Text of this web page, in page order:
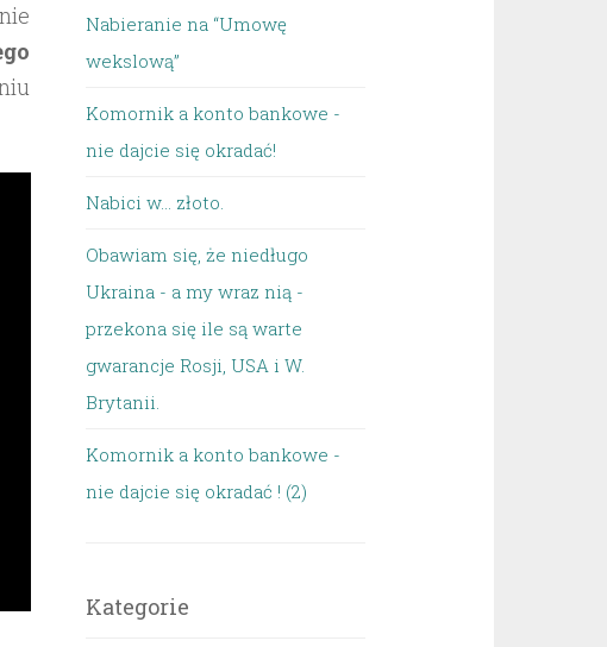
Nabieranie na “Umowę
wekslową”
Komornik a konto bankowe -
nie dajcie się okradać!
Nabici w... złoto.
Obawiam się, że niedługo
Ukraina - a my wraz nią -
przekona się ile są warte
gwarancje Rosji, USA i W.
Brytanii.
Komornik a konto bankowe -
nie dajcie się okradać ! (2)
Kategorie